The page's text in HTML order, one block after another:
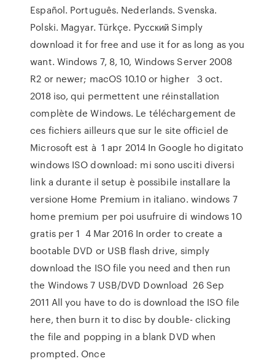
Español. Português. Nederlands. Svenska.
Polski. Magyar. Türkçe. Русский Simply
download it for free and use it for as long as you
want. Windows 7, 8, 10, Windows Server 2008
R2 or newer; macOS 10.10 or higher 3 oct.
2018 iso, qui permettent une réinstallation
complète de Windows. Le téléchargement de
ces fichiers ailleurs que sur le site officiel de
Microsoft est à 1 apr 2014 In Google ho digitato
windows ISO download: mi sono usciti diversi
link a durante il setup è possibile installare la
versione Home Premium in italiano. windows 7
home premium per poi usufruire di windows 10
gratis per 1 4 Mar 2016 In order to create a
bootable DVD or USB flash drive, simply
download the ISO file you need and then run
the Windows 7 USB/DVD Download 26 Sep
2011 All you have to do is download the ISO file
here, then burn it to disc by double- clicking
the file and popping in a blank DVD when
prompted. Once